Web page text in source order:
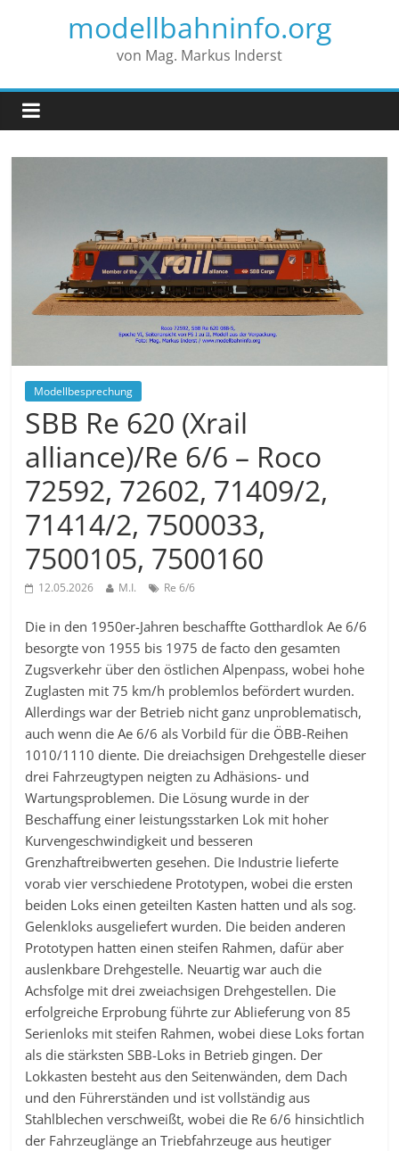
modellbahninfo.org
von Mag. Markus Inderst
Modellbesprechung
SBB Re 620 (Xrail
alliance)/Re 6/6 – Roco
72592, 72602, 71409/2,
71414/2, 7500033,
7500105, 7500160
12.05.2026 M.I. Re 6/6
Die in den 1950er-Jahren beschaffte Gotthardlok Ae 6/6
besorgte von 1955 bis 1975 de facto den gesamten
Zugsverkehr über den östlichen Alpenpass, wobei hohe
Zuglasten mit 75 km/h problemlos befördert wurden.
Allerdings war der Betrieb nicht ganz unproblematisch,
auch wenn die Ae 6/6 als Vorbild für die ÖBB-Reihen
1010/1110 diente. Die dreiachsigen Drehgestelle dieser
drei Fahrzeugtypen neigten zu Adhäsions- und
Wartungsproblemen. Die Lösung wurde in der
Beschaffung einer leistungsstarken Lok mit hoher
Kurvengeschwindigkeit und besseren
Grenzhaftreibwerten gesehen. Die Industrie lieferte
vorab vier verschiedene Prototypen, wobei die ersten
beiden Loks einen geteilten Kasten hatten und als sog.
Gelenkloks ausgeliefert wurden. Die beiden anderen
Prototypen hatten einen steifen Rahmen, dafür aber
auslenkbare Drehgestelle. Neuartig war auch die
Achsfolge mit drei zweiachsigen Drehgestellen. Die
erfolgreiche Erprobung führte zur Ablieferung von 85
Serienloks mit steifen Rahmen, wobei diese Loks fortan
als die stärksten SBB-Loks in Betrieb gingen. Der
Lokkasten besteht aus den Seitenwänden, dem Dach
und den Führerständen und ist vollständig aus
Stahlblechen verschweißt, wobei die Re 6/6 hinsichtlich
der Fahrzeuglänge an Triebfahrzeuge aus heutiger